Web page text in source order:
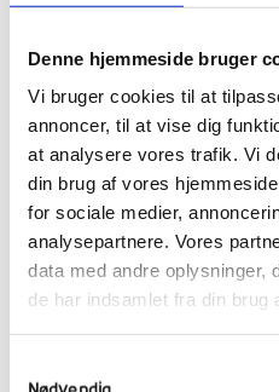
Denne hjemmeside bruger
Vi bruger cookies til at
annoncer, til at vise dig
at analysere vores trafik. Vi
din brug af vores
for sociale medier,
analysepartnere. Vores
data med andre oplysninger,
de har indsamlet fra din brug
kørt, spillede vi et
svigende nederlag på
– lidt naivt at få
traditionsrige
på onsdag…
I går, fredag, fik vi
fra Limfjordsmuseet,
til det vindende hold
I den kommende uge er